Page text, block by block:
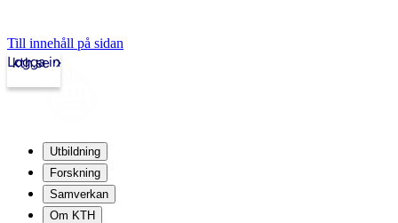
Till innehåll på sidan
kth.se
Logga in
Utbildning
Forskning
Samverkan
Om KTH